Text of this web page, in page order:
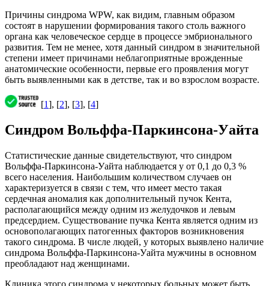
Причины синдрома WPW, как видим, главным образом
состоят в нарушении формирования такого столь важного
органа как человеческое сердце в процессе эмбрионального
развития. Тем не менее, хотя данный синдром в значительной
степени имеет причинами неблагоприятные врожденные
анатомические особенности, первые его проявления могут
быть выявленными как в детстве, так и во взрослом возрасте.
[1], [2], [3], [4]
Синдром Вольффа-Паркинсона-Уайта
Статистические данные свидетельствуют, что синдром
Вольффа-Паркинсона-Уайта наблюдается у от 0,1 до 0,3 %
всего населения. Наибольшим количеством случаев он
характеризуется в связи с тем, что имеет место такая
сердечная аномалия как дополнительный пучок Кента,
располагающийся между одним из желудочков и левым
предсердием. Существование пучка Кента является одним из
основополагающих патогенных факторов возникновения
такого синдрома. В числе людей, у которых выявлено наличие
синдрома Вольффа-Паркинсона-Уайта мужчины в основном
преобладают над женщинами.
Клиника этого синдрома у некоторых больных может быть